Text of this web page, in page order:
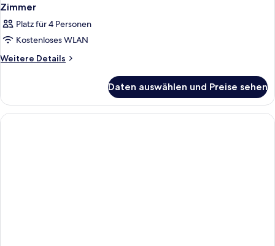
Zimmer
Platz für 4 Personen
Kostenloses WLAN
Weitere Details
Weitere
Daten auswählen und Preise sehen